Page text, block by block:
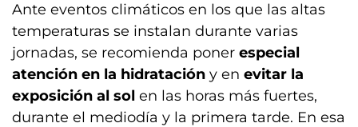
Ante eventos climáticos en los que las altas
temperaturas se instalan durante varias
jornadas, se recomienda poner especial
atención en la hidratación y en evitar la
exposición al sol en las horas más fuertes,
durante el mediodía y la primera tarde. En esa